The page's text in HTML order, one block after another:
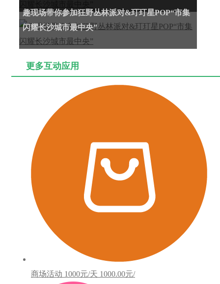
趣现场带你参加狂野丛林派对&玎玎星POP“市集
闪耀长沙城市最中央”
更多互动应用
商场活动 1000元/天 1000.00元/